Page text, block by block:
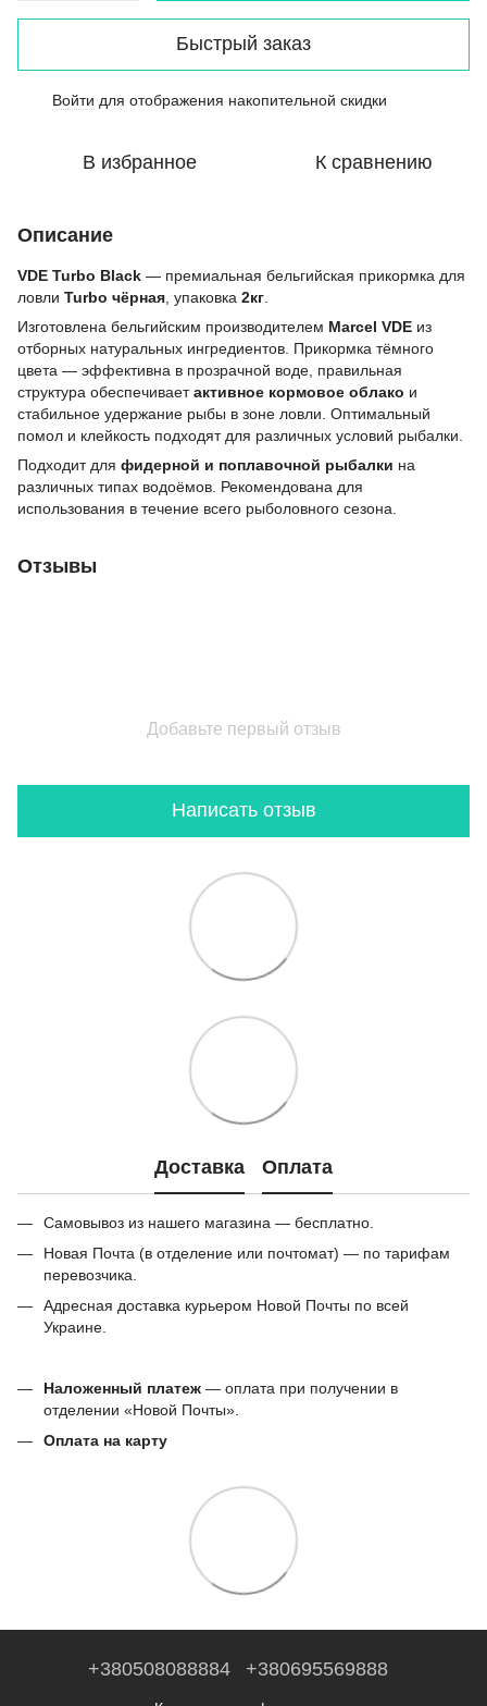
Быстрый заказ
Войти для отображения накопительной скидки
В избранное К сравнению
Описание
VDE Turbo Black — премиальная бельгийская прикормка для
ловли Turbo чёрная , упаковка 2кг
Изготовлена бельгийским производителем Marcel VDE из
отборных натуральных ингредиентов. Прикормка тёмного
цвета — эффективна в прозрачной воде, правильная
структура обеспечиваетактивное кормовое облако и
стабильное удержание рыбы в зоне ловли. Оптимальный
помол и клейкость подходят для различных условий рыбалки.
Подходит для фидерной и поплавочной рыбалки на
различных типах водоёмов. Рекомендована для
использования в течение всего рыболовного сезона.
Отзывы
Добавьте первый отзыв
Написать отзыв
Доставка Оплата
Самовывоз из нашего магазина — бесплатно.
Новая Почта (в отделение или почтомат) — по тарифам
перевозчика.
Адресная доставка курьером Новой Почты по всей
Украине.
Наложенный платеж — оплата при получении в
отделении «Новой Почты».
Оплата на карту
+380508088884 +380695569888